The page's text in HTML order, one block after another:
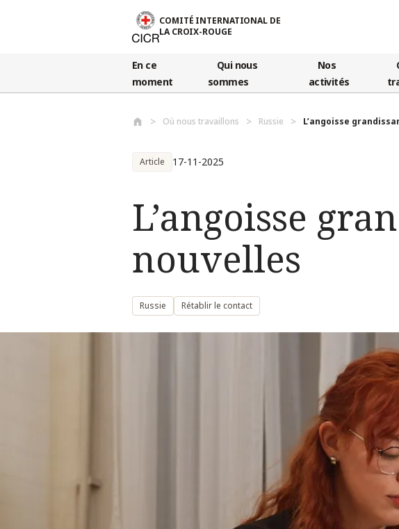
COMITÉ INTERNATIONAL DE
LA CROIX-ROUGE
En ce
moment
Qui nous
sommes
Nos
activités
Où nous travaillons Russie L’angoisse
Article 17-11-2025
L’angoisse
nouvelles
Russie Rétablir le contact